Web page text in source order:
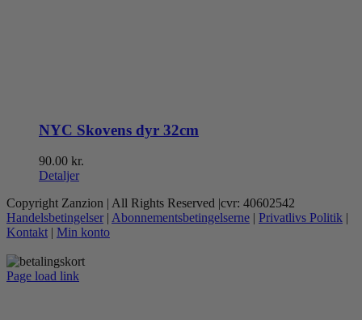
NYC Skovens dyr 32cm
90.00 kr.
Detaljer
Copyright Zanzion | All Rights Reserved |cvr: 40602542
Handelsbetingelser | Abonnementsbetingelserne | Privatlivs Politik |
Kontakt | Min konto
Page load link